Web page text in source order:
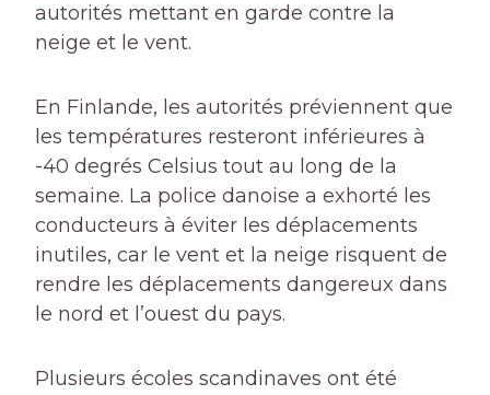
autorités mettant en garde contre la
neige et le vent.
En Finlande, les autorités préviennent que
les températures resteront inférieures à
-40 degrés Celsius tout au long de la
semaine. La police danoise a exhorté les
conducteurs à éviter les déplacements
inutiles, car le vent et la neige risquent de
rendre les déplacements dangereux dans
le nord et l’ouest du pays.
Plusieurs écoles scandinaves ont été